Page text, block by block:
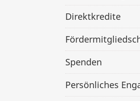
Direktkredite
Spenden
Persönliches